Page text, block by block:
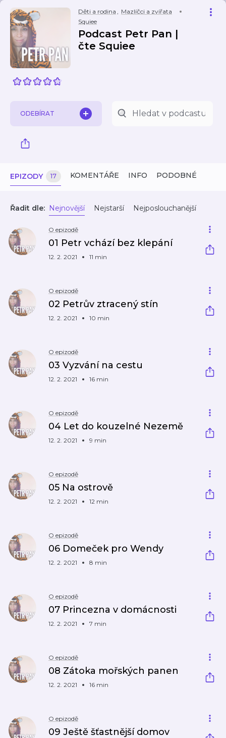
Děti a rodina , Mazlíčci a zvířata
Squiee
Podcast Petr Pan |
čte Squiee
ODEBÍRAT
EPIZODY 17 KOMENTÁŘE INFO PODOBNÉ
Řadit dle: Nejnovější Nejstarší Nejposlouchanější
O epizodě
01 Petr vchází bez klepání
12. 2. 2021 11 min
O epizodě
02 Petrův ztracený stín
12. 2. 2021 10 min
O epizodě
03 Vyzvání na cestu
12. 2. 2021 16 min
O epizodě
04 Let do kouzelné Nezemě
12. 2. 2021 9 min
O epizodě
05 Na ostrově
12. 2. 2021 12 min
O epizodě
06 Domeček pro Wendy
12. 2. 2021 8 min
O epizodě
07 Princezna v domácnosti
12. 2. 2021 7 min
O epizodě
08 Zátoka mořských panen
12. 2. 2021 16 min
O epizodě
09 Ještě šťastnější domov